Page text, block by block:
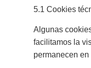
5.1 Cookies
Algunas
facilitamos la
permanecen